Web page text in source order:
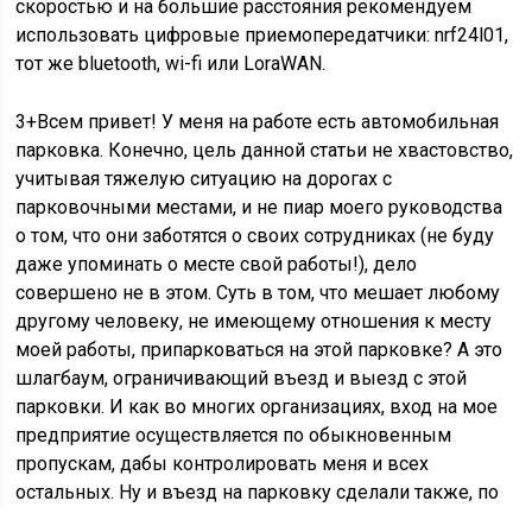
скоростью и на большие расстояния рекомендуем
использовать цифровые приемопередатчики: nrf24l01,
тот же bluetooth, wi-fi или LoraWAN.
3+Всем привет! У меня на работе есть автомобильная
парковка. Конечно, цель данной статьи не хвастовство,
учитывая тяжелую ситуацию на дорогах с
парковочными местами, и не пиар моего руководства
о том, что они заботятся о своих сотрудниках (не буду
даже упоминать о месте свой работы!), дело
совершено не в этом. Суть в том, что мешает любому
другому человеку, не имеющему отношения к месту
моей работы, припарковаться на этой парковке? А это
шлагбаум, ограничивающий въезд и выезд с этой
парковки. И как во многих организациях, вход на мое
предприятие осуществляется по обыкновенным
пропускам, дабы контролировать меня и всех
остальных. Ну и въезд на парковку сделали также, по